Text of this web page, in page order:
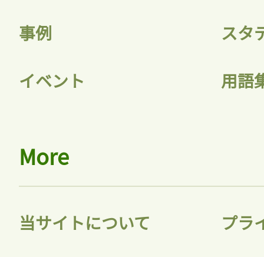
記事をお気に入りに
会員登録
事例 スタ
イベント 用語
More
当サイトについて プラ